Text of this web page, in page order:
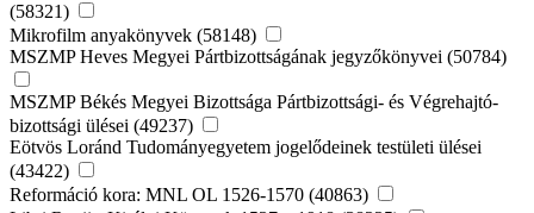
(58321)
Mikrofilm anyakönyvek (58148)
MSZMP Heves Megyei Pártbizottságának jegyzőkönyvei (50784)
MSZMP Békés Megyei Bizottsága Pártbizottsági- és Végrehajtó-
bizottsági ülései (49237)
Eötvös Loránd Tudományegyetem jogelődeinek testületi ülései
(43422)
Reformáció kora: MNL OL 1526-1570 (40863)